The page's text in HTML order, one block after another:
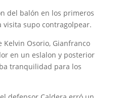
del balón en los primeros
visita supo contragolpear.
Kelvin Osorio, Gianfranco
en un eslalon y posterior
tranquilidad para los